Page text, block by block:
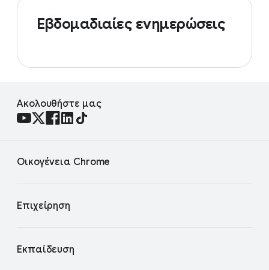
Εβδομαδιαίες ενημερώσεις
Ακολουθήστε μας
Οικογένεια Chrome
Επιχείρηση
Εκπαίδευση